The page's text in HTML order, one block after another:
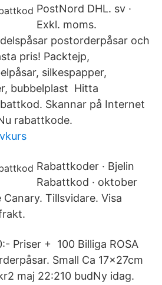
PostNord DHL. sv ·
Exkl. moms.
postorderpåsar och
pris! Packtejp,
silkespapper,
bubbelplast Hitta
Skannar på Internet
rabattkode.
Rabattkoder · Bjelin
Rabattkod · oktober
Tillsvidare. Visa
Priser + 100 Billiga ROSA
Small Ca 17x27cm
maj 22:210 budNy idag.